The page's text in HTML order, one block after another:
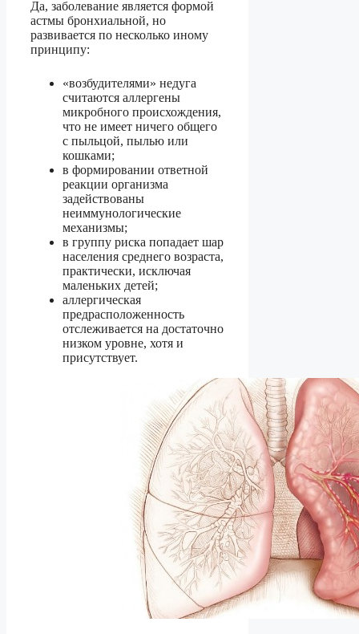
Да, заболевание является формой
астмы бронхиальной, но
развивается по несколько иному
принципу:
«возбудителями» недуга
считаются аллергены
микробного происхождения,
что не имеет ничего общего
с пыльцой, пылью или
кошками;
в формировании ответной
реакции организма
задействованы
неиммунологические
механизмы;
в группу риска попадает шар
населения среднего возраста,
практически, исключая
маленьких детей;
аллергическая
предрасположенность
отслеживается на достаточно
низком уровне, хотя и
присутствует.